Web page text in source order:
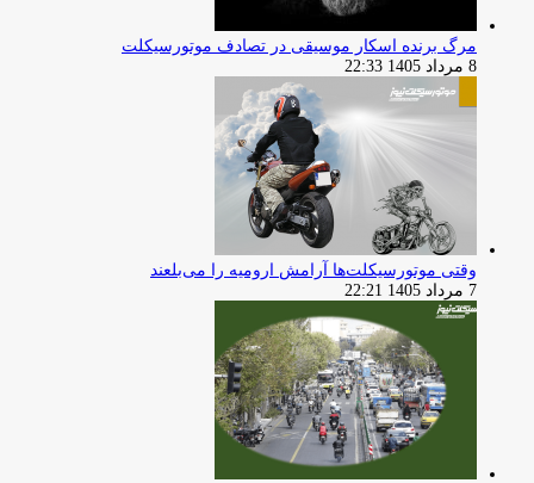
مرگ برنده اسکار موسیقی در تصادف موتورسیکلت
8 مرداد 1405 22:33
وقتی موتورسیکلت‌ها آرامش ارومیه را می‌بلعند
7 مرداد 1405 22:21